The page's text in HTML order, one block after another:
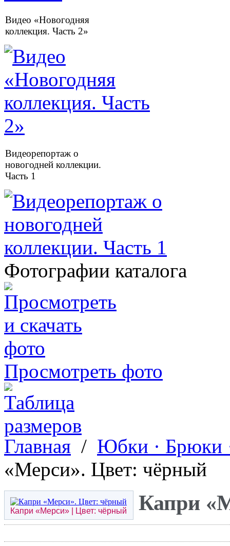
Видео «Новогодняя
коллекция. Часть 2»
Видеорепортаж о
новогодней коллекции.
Часть 1
Фотографии каталога
Просмотреть фото
Главная / Юбки · Брюки
«Мерси». Цвет: чёрный
Капри «Мерси» | Цвет: чёрный Капри